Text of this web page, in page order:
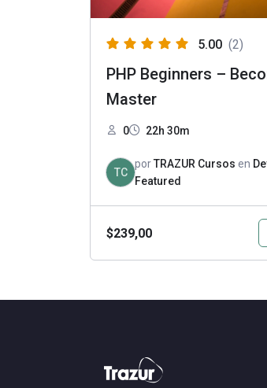
5.00 (2)
PHP Beginners –
Master
0 22h 30m
TC
porTRAZUR Cursos en
Featured
$239,00